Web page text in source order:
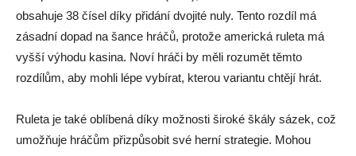
obsahuje 38 čísel díky přidání dvojité nuly. Tento rozdíl má
zásadní dopad na šance hráčů, protože americká ruleta má
vyšší výhodu kasina. Noví hráči by měli rozumět těmto
rozdílům, aby mohli lépe vybírat, kterou variantu chtějí hrát.
Ruleta je také oblíbená díky možnosti široké škály sázek, což
umožňuje hráčům přizpůsobit své herní strategie. Mohou